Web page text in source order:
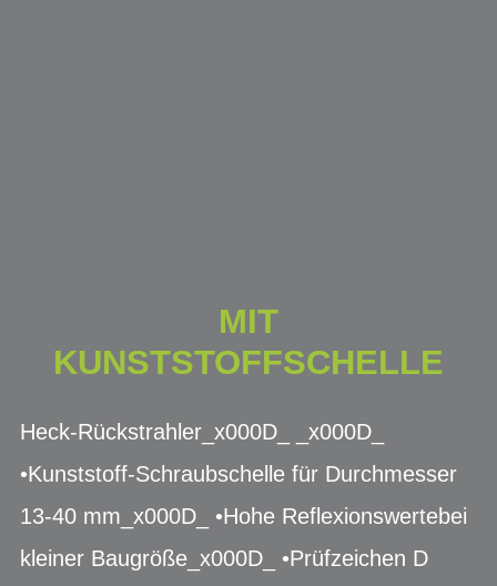
MIT
KUNSTSTOFFSCHELLE
Heck-Rückstrahler_x000D_ _x000D_
•Kunststoff-Schraubschelle für Durchmesser
13-40 mm_x000D_ •Hohe Reflexionswertebei
kleiner Baugröße_x000D_ •Prüfzeichen D